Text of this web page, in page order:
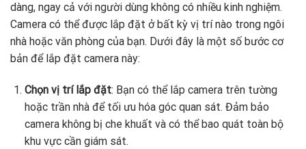
dàng, ngay cả với người dùng không có nhiều kinh nghiệm.
Camera có thể được lắp đặt ở bất kỳ vị trí nào trong ngôi
nhà hoặc văn phòng của bạn. Dưới đây là một số bước cơ
bản để lắp đặt camera này:
Chọn vị trí lắp đặt: Bạn có thể lắp camera trên tường
hoặc trần nhà để tối ưu hóa góc quan sát. Đảm bảo
camera không bị che khuất và có thể bao quát toàn bộ
khu vực cần giám sát.